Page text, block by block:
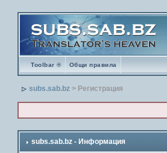
Toolbar ® Общи правила
subs.sab.bz > Регистрация
subs.sab.bz - Информация